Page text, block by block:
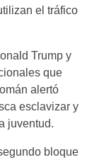
el tráfico
Trump y
que
alertó
esclavizar y
juventud.
bloque